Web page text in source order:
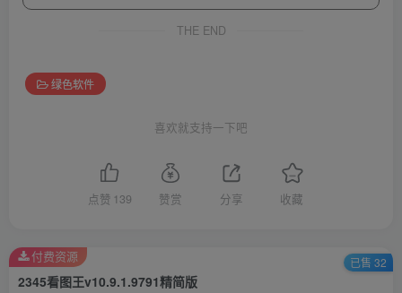
THE END
绿色软件
喜欢就支持一下吧
点赞 139 赞赏 分享 收藏
2345看图王v10.9.1.9791精简版
付费资源 已售 32